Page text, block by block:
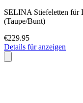
SELINA Stiefeletten für
(Taupe/Bunt)
€229.95
Details für anzeigen